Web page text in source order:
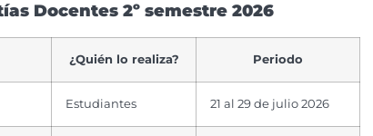
Docentes 2º semestre 2026
¿Quién lo realiza? Periodo
Estudiantes 21 al 29 de julio 2026